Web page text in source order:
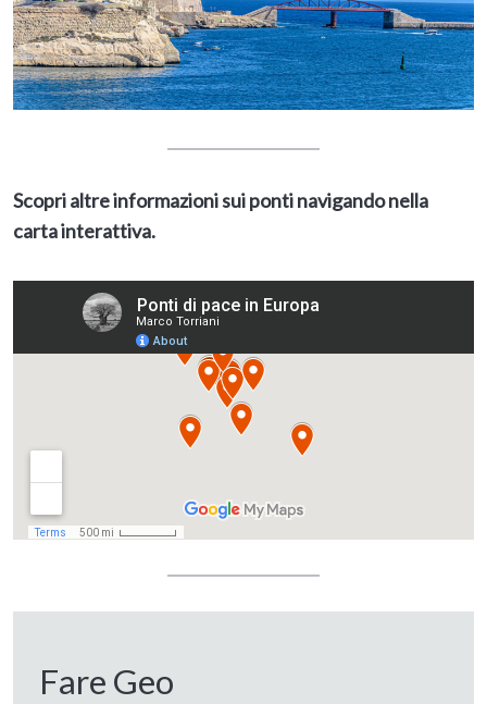
Scopri altre informazioni sui ponti navigando nella
carta interattiva.
Fare Geo